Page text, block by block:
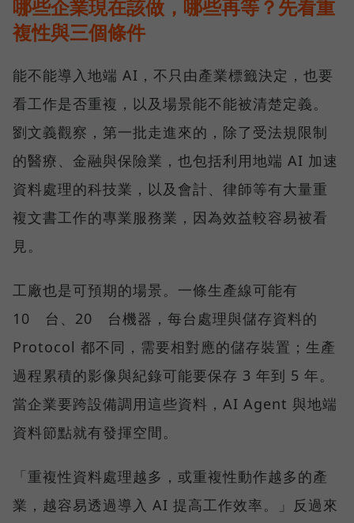
哪些企業現在該做，哪些再等？先看重
複性與三個條件
能不能導入地端 AI，不只由產業標籤決定，也要
看工作是否重複，以及場景能不能被清楚定義。
劉文義觀察，第一批走進來的，除了受法規限制
的醫療、金融與保險業，也包括利用地端 AI 加速
資料處理的科技業，以及會計、律師等有大量重
複文書工作的專業服務業，因為效益較容易被看
見。
工廠也是可預期的場景。一條生產線可能有
10 台、20 台機器，每台處理與儲存資料的
Protocol 都不同，需要相對應的儲存裝置；生產
過程累積的影像與紀錄可能要保存 3 年到 5 年。
當企業要跨設備調用這些資料，AI Agent 與地端
資料節點就有發揮空間。
「重複性資料處理越多，或重複性動作越多的產
業，越容易透過導入 AI 提高工作效率。」反過來